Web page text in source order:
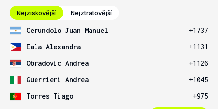
Nejziskovější Nejztrátovější
Cerundolo Juan Manuel
+1737
Eala Alexandra
+1131
Obradovic Andrea
+1126
Guerrieri Andrea
+1045
Torres Tiago
+975